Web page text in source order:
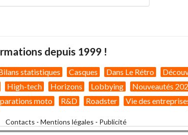
depuis 1999 !
statistiques Casques Dans Le Rétro
High-tech Horizons Lobbying Nouveautés
moto R&D Roadster Vie des
Contacts - Mentions légales - Publicité